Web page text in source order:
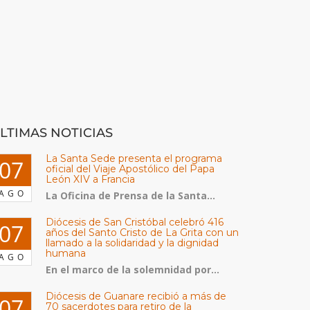
NOTICIAS
La Santa Sede presenta el programa
oficial del Viaje Apostólico del Papa
León XIV a Francia
La Oficina de Prensa de la Santa...
Diócesis de San Cristóbal celebró 416
años del Santo Cristo de La Grita con un
llamado a la solidaridad y la dignidad
humana
En el marco de la solemnidad por...
Diócesis de Guanare recibió a más de
70 sacerdotes para retiro de la